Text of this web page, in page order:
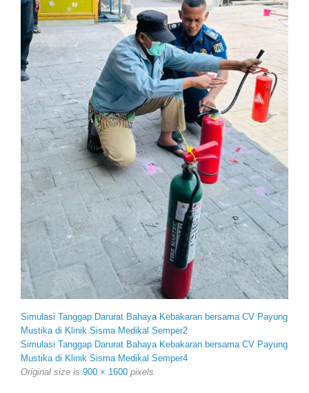
Simulasi Tanggap Darurat Bahaya Kebakaran bersama CV Payung
Mustika di Klinik Sisma Medikal Semper2
Simulasi Tanggap Darurat Bahaya Kebakaran bersama CV Payung
Mustika di Klinik Sisma Medikal Semper4
Original size is 900 × 1600 pixels